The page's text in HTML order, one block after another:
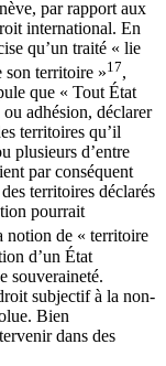
par rapport aux
international. En
qu’un traité « lie
son territoire »17,
que « Tout État
adhésion, déclarer
territoires qu’il
plusieurs d’entre
par conséquent
territoires déclarés
pourrait
notion de « territoire
d’un État
souveraineté.
subjectif à la non-
Bien
dans des